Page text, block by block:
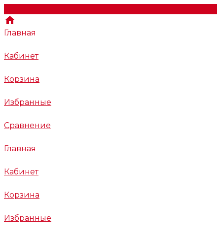
Главная
Кабинет
Корзина
Избранные
Сравнение
Главная
Кабинет
Корзина
Избранные